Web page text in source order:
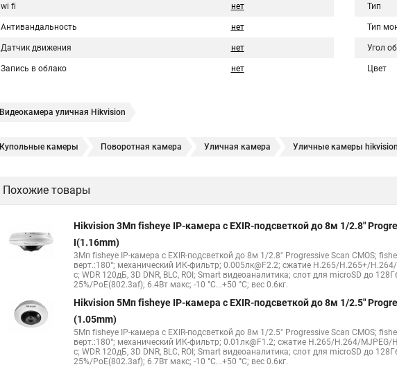
wi fi нет
Антивандальность нет
Датчик движения нет
Запись в облако нет
Тип
Тип
Угол
Цвет
Видеокамера уличная Hikvision
Купольные камеры Поворотная камера Уличная камера Уличные камеры hikvision
Hikvision уличная
Камера hikvision ds Видеокамеры hikvision ds
Камера Hikvision ds 2cd2442fwd Hikvision камера ds 2cd2023g0 i Купольная камера
Hikvision поворотная камера Hikvision купольная Нikvision микрофон
Похожие товары
Hikvision 3Мп fisheye IP-камера c EXIR-подсветкой до 8м 1/2.8"
I(1.16mm)
3Мп fisheye IP-камера c EXIR-подсветкой до 8м 1/2.8" Progressive Scan CMOS;
верт.:180°; механический ИК-фильтр; 0.005лк@F2.2; сжатие H.265/H.265+/
с; WDR 120дБ, 3D DNR, BLC, ROI; Smart видеоаналитика; слот для microSD до
25%/PoE(802.3af); 6.4Вт макс; -10 °C...+50 °C; вес 0.6кг.
Hikvision 5Мп fisheye IP-камера c EXIR-подсветкой до 8м 1/2.5"
(1.05mm)
5Мп fisheye IP-камера c EXIR-подсветкой до 8м 1/2.5" Progressive Scan CMOS;
верт.:180°; механический ИК-фильтр; 0.01лк@F1.2; сжатие H.265/H.264/
с; WDR 120дБ, 3D DNR, BLC, ROI; Smart видеоаналитика; слот для microSD до
25%/PoE(802.3af); 6.7Вт макс; -10 °C...+50 °C; вес 0.6кг.